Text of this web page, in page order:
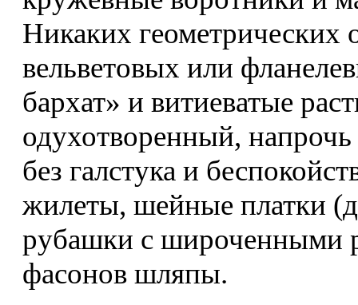
Никаких геометрических
вельветовых или
бархат» и витиеватые
одухотворенный,
без галстука и
жилеты, шейные платки
рубашки с широченными
фасонов шляпы.